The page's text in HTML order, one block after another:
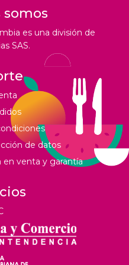
somos
es una división de
SAS.
de datos
en venta y garantía